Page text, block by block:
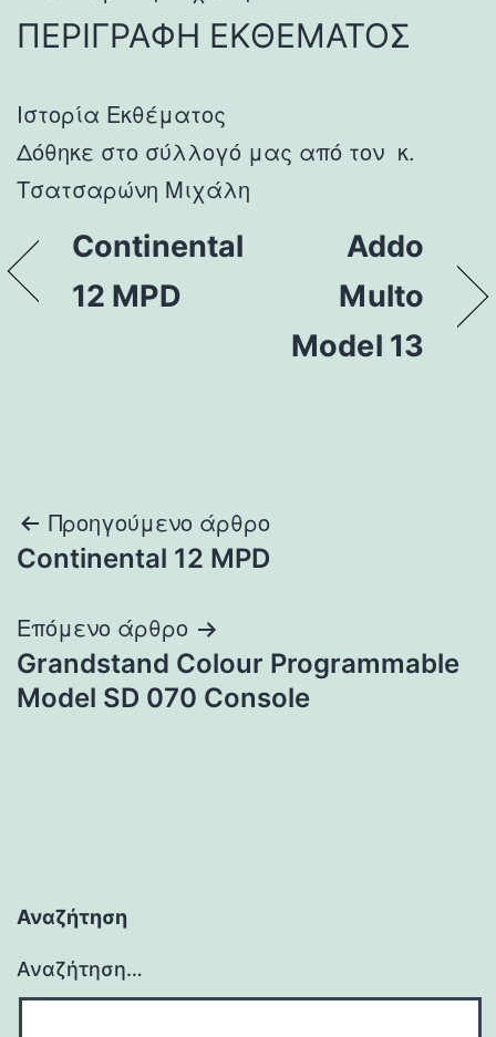
ΠΕΡΙΓΡΑΦΗ ΕΚΘΕΜΑΤΟΣ
Ιστορία Εκθέματος
Δόθηκε στο σύλλογό μας από τον κ.
Τσατσαρώνη Μιχάλη
Continental
12 MPD
Addo
Multo
Model 13
Πλοήγηση
άρθρων
Προηγούμενο άρθρο
Continental 12 MPD
Επόμενο άρθρο
Grandstand Colour Programmable
Model SD 070 Console
Αναζήτηση
Αναζήτηση…